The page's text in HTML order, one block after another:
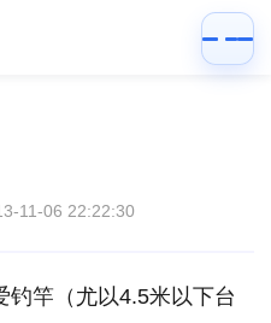
11-06 22:22:30
竿（尤以4.5米以下台